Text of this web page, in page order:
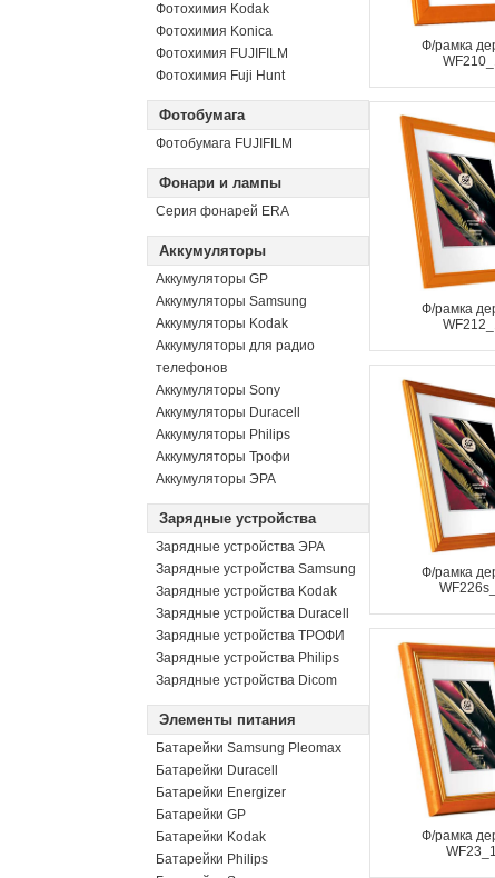
Фотохимия Kodak
Фотохимия Konica
Фотохимия FUJIFILM
Фотохимия Fuji Hunt
Фотобумага
Фотобумага FUJIFILM
Фонари и лампы
Серия фонарей ERA
Аккумуляторы
Аккумуляторы GP
Аккумуляторы Samsung
Аккумуляторы Kodak
Аккумуляторы для радио
телефонов
Аккумуляторы Sony
Аккумуляторы Duracell
Аккумуляторы Philips
Аккумуляторы Трофи
Аккумуляторы ЭРА
Зарядные устройства
Зарядные устройства ЭРА
Зарядные устройства Samsung
Зарядные устройства Kodak
Зарядные устройства Duracell
Зарядные устройства ТРОФИ
Зарядные устройства Philips
Зарядные устройства Dicom
Элементы питания
Батарейки Samsung Pleomax
Батарейки Duracell
Батарейки Energizer
Батарейки GP
Батарейки Kodak
Батарейки Philips
Ф/рамка
Ф/рамка
Ф/рамка
Ф/рамка